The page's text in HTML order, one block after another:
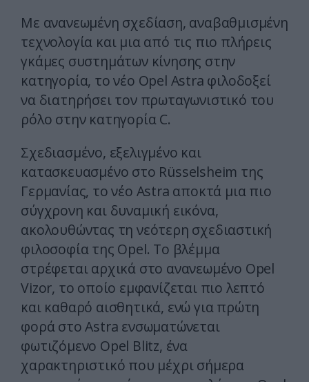
Με ανανεωμένη σχεδίαση, αναβαθμισμένη
τεχνολογία και μια από τις πιο πλήρεις
γκάμες συστημάτων κίνησης στην
κατηγορία, το νέο Opel Astra φιλοδοξεί
να διατηρήσει τον πρωταγωνιστικό του
ρόλο στην κατηγορία C.
Σχεδιασμένο, εξελιγμένο και
κατασκευασμένο στο Rüsselsheim της
Γερμανίας, το νέο Astra αποκτά μια πιο
σύγχρονη και δυναμική εικόνα,
ακολουθώντας τη νεότερη σχεδιαστική
φιλοσοφία της Opel. Το βλέμμα
στρέφεται αρχικά στο ανανεωμένο Opel
Vizor, το οποίο εμφανίζεται πιο λεπτό
και καθαρό αισθητικά, ενώ για πρώτη
φορά στο Astra ενσωματώνεται
φωτιζόμενο Opel Blitz, ένα
χαρακτηριστικό που μέχρι σήμερα